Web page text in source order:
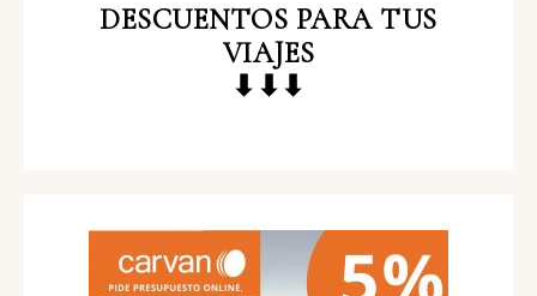
DESCUENTOS PARA TUS
VIAJES
⬇⬇⬇